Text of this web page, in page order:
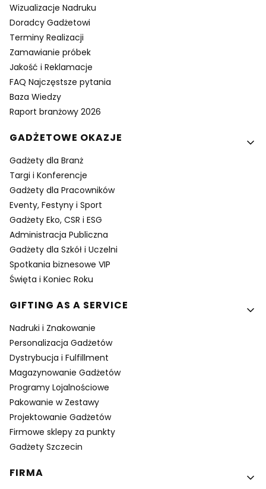
Wizualizacje Nadruku
Doradcy Gadżetowi
Terminy Realizacji
Zamawianie próbek
Jakość i Reklamacje
FAQ Najczęstsze pytania
Baza Wiedzy
Raport branżowy 2026
GADŻETOWE OKAZJE
Gadżety dla Branż
Targi i Konferencje
Gadżety dla Pracowników
Eventy, Festyny i Sport
Gadżety Eko, CSR i ESG
Administracja Publiczna
Gadżety dla Szkół i Uczelni
Spotkania biznesowe VIP
Święta i Koniec Roku
GIFTING AS A SERVICE
Nadruki i Znakowanie
Personalizacja Gadżetów
Dystrybucja i Fulfillment
Magazynowanie Gadżetów
Programy Lojalnościowe
Pakowanie w Zestawy
Projektowanie Gadżetów
Firmowe sklepy za punkty
Gadżety Szczecin
FIRMA